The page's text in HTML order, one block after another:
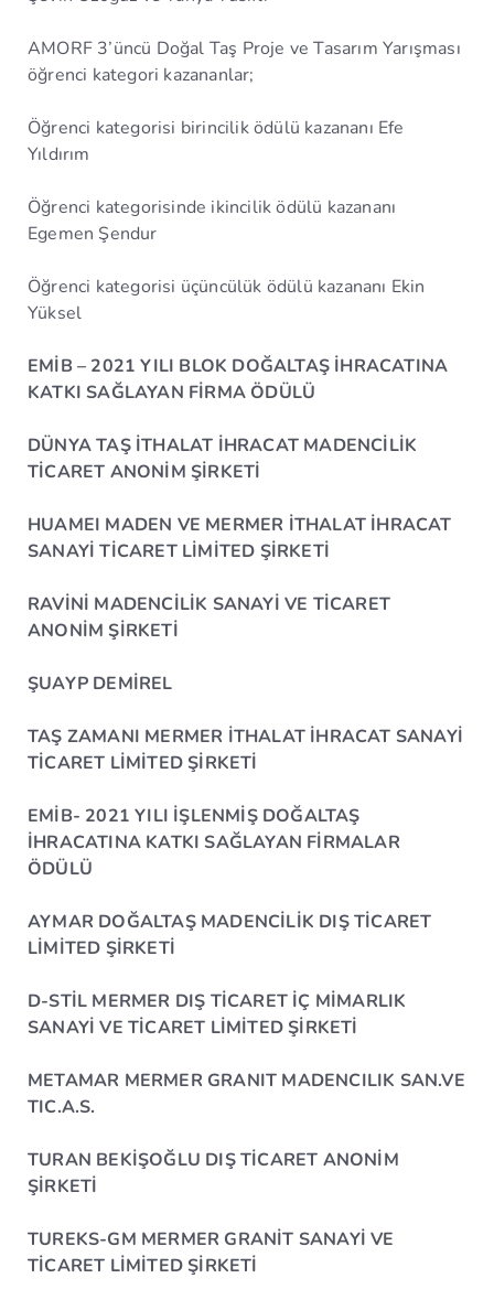
AMORF 3’üncü Doğal Taş Proje ve Tasarım Yarışması
öğrenci kategori kazananlar;
Öğrenci kategorisi birincilik ödülü kazananı Efe
Yıldırım
Öğrenci kategorisinde ikincilik ödülü kazananı
Egemen Şendur
Öğrenci kategorisi üçüncülük ödülü kazananı Ekin
Yüksel
EMİB – 2021 YILI BLOK DOĞALTAŞ İHRACATINA
KATKI SAĞLAYAN FİRMA ÖDÜLÜ
DÜNYA TAŞ İTHALAT İHRACAT MADENCİLİK
TİCARET ANONİM ŞİRKETİ
HUAMEI MADEN VE MERMER İTHALAT İHRACAT
SANAYİ TİCARET LİMİTED ŞİRKETİ
RAVİNİ MADENCİLİK SANAYİ VE TİCARET
ANONİM ŞİRKETİ
ŞUAYP DEMİREL
TAŞ ZAMANI MERMER İTHALAT İHRACAT SANAYİ
TİCARET LİMİTED ŞİRKETİ
EMİB- 2021 YILI İŞLENMİŞ DOĞALTAŞ
İHRACATINA KATKI SAĞLAYAN FİRMALAR
ÖDÜLÜ
AYMAR DOĞALTAŞ MADENCİLİK DIŞ TİCARET
LİMİTED ŞİRKETİ
D-STİL MERMER DIŞ TİCARET İÇ MİMARLIK
SANAYİ VE TİCARET LİMİTED ŞİRKETİ
METAMAR MERMER GRANIT MADENCILIK SAN.VE
TIC.A.S.
TURAN BEKİŞOĞLU DIŞ TİCARET ANONİM
ŞİRKETİ
TUREKS-GM MERMER GRANİT SANAYİ VE
TİCARET LİMİTED ŞİRKETİ